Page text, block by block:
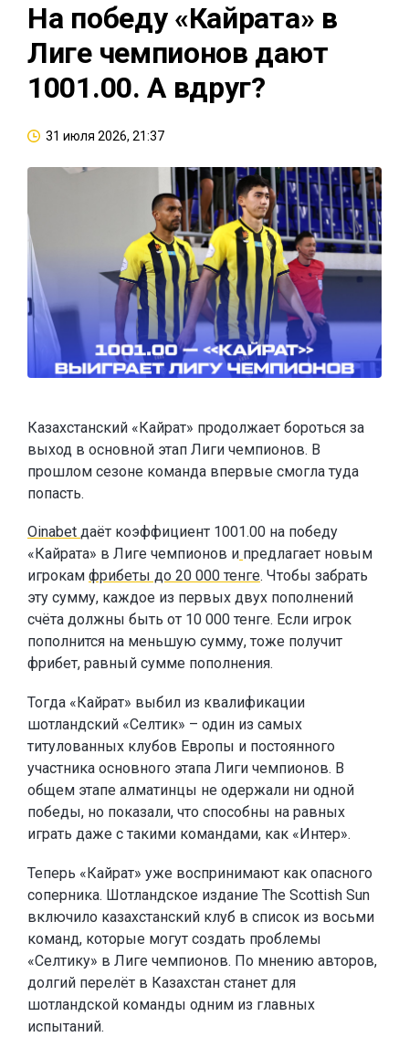
На победу «Кайрата» в
Лиге чемпионов дают
1001.00. А вдруг?
31 июля 2026, 21:37
Казахстанский «Кайрат» продолжает бороться за
выход в основной этап Лиги чемпионов. В
прошлом сезоне команда впервые смогла туда
попасть.
Oinabet даёт коэффициент 1001.00 на победу
«Кайрата» в Лиге чемпионов и предлагает новым
игрокам фрибеты до 20 000 тенге. Чтобы забрать
эту сумму, каждое из первых двух пополнений
счёта должны быть от 10 000 тенге. Если игрок
пополнится на меньшую сумму, тоже получит
фрибет, равный сумме пополнения.
Тогда «Кайрат» выбил из квалификации
шотландский «Селтик» – один из самых
титулованных клубов Европы и постоянного
участника основного этапа Лиги чемпионов. В
общем этапе алматинцы не одержали ни одной
победы, но показали, что способны на равных
играть даже с такими командами, как «Интер».
Теперь «Кайрат» уже воспринимают как опасного
соперника. Шотландское издание The Scottish Sun
включило казахстанский клуб в список из восьми
команд, которые могут создать проблемы
«Селтику» в Лиге чемпионов. По мнению авторов,
долгий перелёт в Казахстан станет для
шотландской команды одним из главных
испытаний.